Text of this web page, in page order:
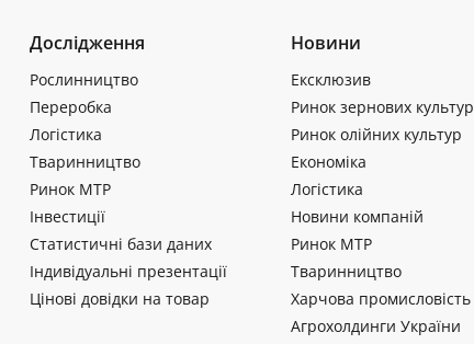
Дослідження
Рослинництво
Переробка
Логістика
Тваринництво
Ринок МТР
Інвестиції
Статистичні бази даних
Індивідуальні презентації
Цінові довідки на товар
Новини
Ексклюзив
Ринок зернових культур
Ринок олійних культур
Економіка
Логістика
Новини компаній
Ринок МТР
Тваринництво
Харчова промисловість
Агрохолдинги України